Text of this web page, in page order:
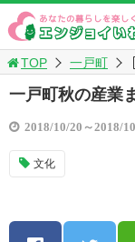
TOP 一戸町
一戸町秋の産業
2018/10/20～2018/
文化